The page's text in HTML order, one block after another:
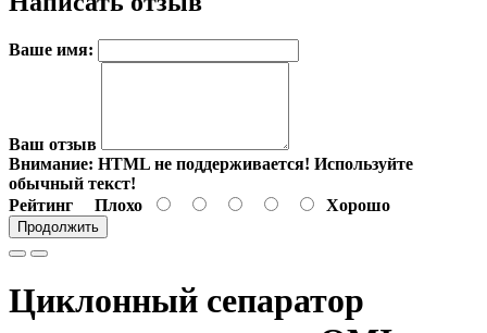
Ваше имя:
Ваш отзыв
Внимание: HTML не поддерживается! Используйте
обычный текст!
Рейтинг Плохо Хорошо
Продолжить
Циклонный сепаратор